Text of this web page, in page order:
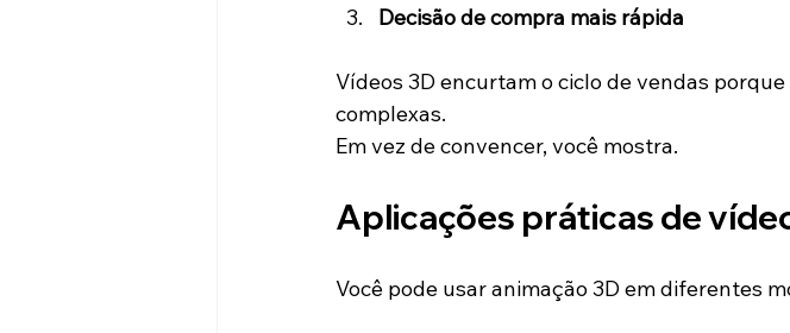
Decisão de compra mais rápida
Vídeos 3D encurtam o ciclo de vendas
complexas.
Em vez de convencer, você mostra.
Aplicações práticas de
Você pode usar animação 3D em diferentes